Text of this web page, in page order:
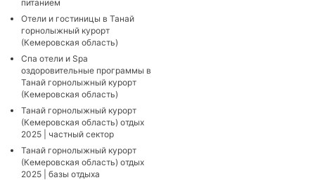
питанием
Отели и гостиницы в Танай
горнолыжный курорт
(Кемеровская область)
Cпа отели и Spa
оздоровительные программы в
Танай горнолыжный курорт
(Кемеровская область)
Танай горнолыжный курорт
(Кемеровская область) отдых
2025 | частный сектор
Танай горнолыжный курорт
(Кемеровская область) отдых
2025 | базы отдыха